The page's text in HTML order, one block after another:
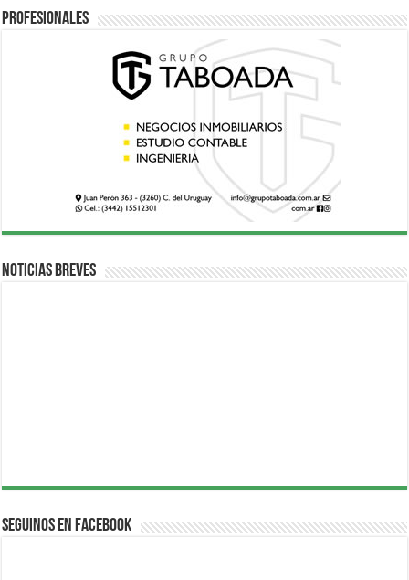
Profesionales
Noticias breves
Seguinos en Facebook